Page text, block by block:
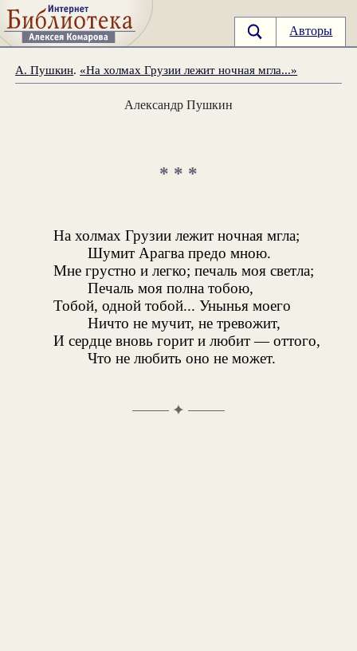
Авторы
А. Пушкин. «На холмах Грузии лежит ночная мгла...»
Александр Пушкин
* * *
На холмах Грузии лежит ночная мгла;
Шумит Арагва предо мною.
Мне грустно и легко; печаль моя светла;
Печаль моя полна тобою,
Тобой, одной тобой... Унынья моего
Ничто не мучит, не тревожит,
И сердце вновь горит и любит — оттого,
Что не любить оно не может.
✦